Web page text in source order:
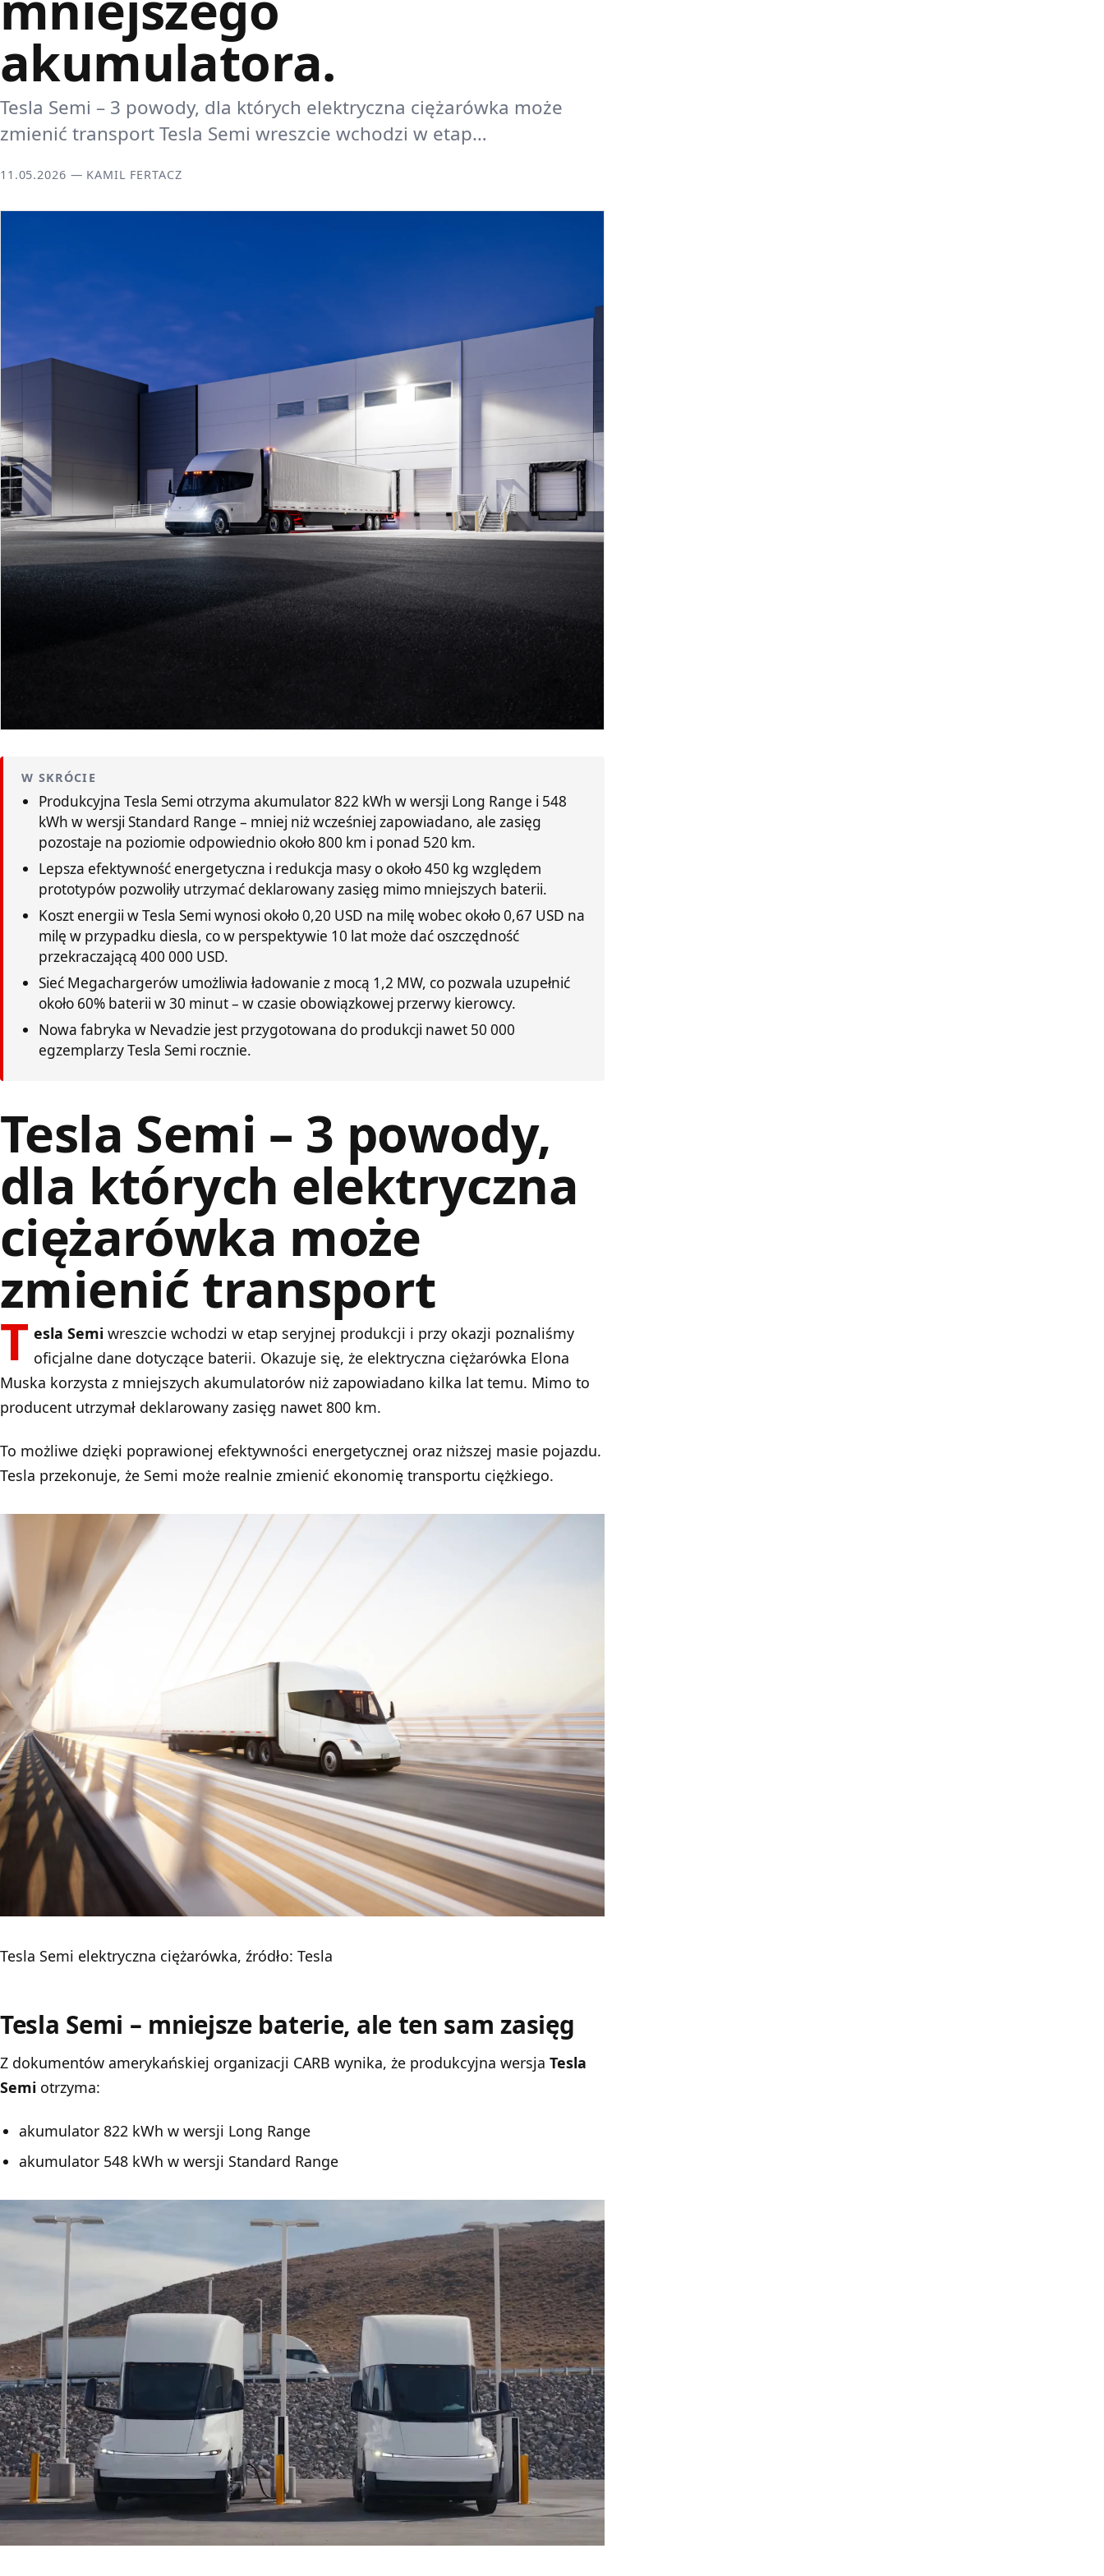
akumulatora.
Tesla Semi – 3 powody, dla których elektryczna ciężarówka może
zmienić transport Tesla Semi wreszcie wchodzi w etap…
11.05.2026 — KAMIL FERTACZ
W SKRÓCIE
Produkcyjna Tesla Semi otrzyma akumulator 822 kWh w wersji Long Range i 548
kWh w wersji Standard Range – mniej niż wcześniej zapowiadano, ale zasięg
pozostaje na poziomie odpowiednio około 800 km i ponad 520 km.
Lepsza efektywność energetyczna i redukcja masy o około 450 kg względem
prototypów pozwoliły utrzymać deklarowany zasięg mimo mniejszych baterii.
Koszt energii w Tesla Semi wynosi około 0,20 USD na milę wobec około 0,67 USD na
milę w przypadku diesla, co w perspektywie 10 lat może dać oszczędność
przekraczającą 400 000 USD.
Sieć Megachargerów umożliwia ładowanie z mocą 1,2 MW, co pozwala uzupełnić
około 60% baterii w 30 minut – w czasie obowiązkowej przerwy kierowcy.
Nowa fabryka w Nevadzie jest przygotowana do produkcji nawet 50 000
egzemplarzy Tesla Semi rocznie.
Tesla Semi – 3 powody,
dla których elektryczna
ciężarówka może
zmienić transport
T esla Semi wreszcie wchodzi w etap seryjnej produkcji i przy okazji poznaliśmy
oficjalne dane dotyczące baterii. Okazuje się, że elektryczna ciężarówka Elona
Muska korzysta z mniejszych akumulatorów niż zapowiadano kilka lat temu. Mimo to
producent utrzymał deklarowany zasięg nawet 800 km.
To możliwe dzięki poprawionej efektywności energetycznej oraz niższej masie pojazdu.
Tesla przekonuje, że Semi może realnie zmienić ekonomię transportu ciężkiego.
Tesla Semi elektryczna ciężarówka, źródło: Tesla
Tesla Semi – mniejsze baterie, ale ten sam zasięg
Z dokumentów amerykańskiej organizacji CARB wynika, że produkcyjna wersja Tesla
Semi otrzyma:
akumulator 822 kWh w wersji Long Range
akumulator 548 kWh w wersji Standard Range